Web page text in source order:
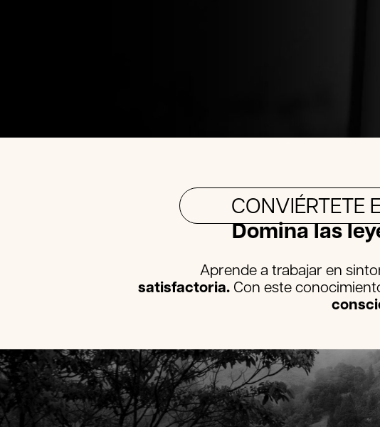
CONVIÉRTETE
Domina las
Aprende a trabajar en
satisfactoria.Con este